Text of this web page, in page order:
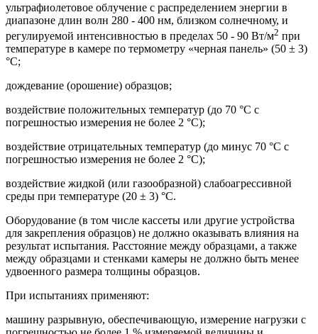
ультрафиолетовое облучение с распределением энергии в
диапазоне длин волн 280 - 400 нм, близком солнечному, и
регулируемой интенсивностью в пределах 50 - 90 Вт/м2 при
температуре в камере по термометру «черная панель» (50 ± 3)
°С;
дождевание (орошение) образцов;
воздействие положительных температур (до 70 °С с
погрешностью измерения не более 2 °С);
воздействие отрицательных температур (до минус 70 °С с
погрешностью измерения не более 2 °С);
воздействие жидкой (или газообразной) слабоагрессивной
среды при температуре (20 ± 3) °С.
Оборудование (в том числе кассеты или другие устройства
для закрепления образцов) не должно оказывать влияния на
результат испытания. Расстояние между образцами, а также
между образцами и стенками камеры не должно быть менее
удвоенного размера толщины образцов.
При испытаниях применяют:
машину разрывную, обеспечивающую, измерение нагрузки с